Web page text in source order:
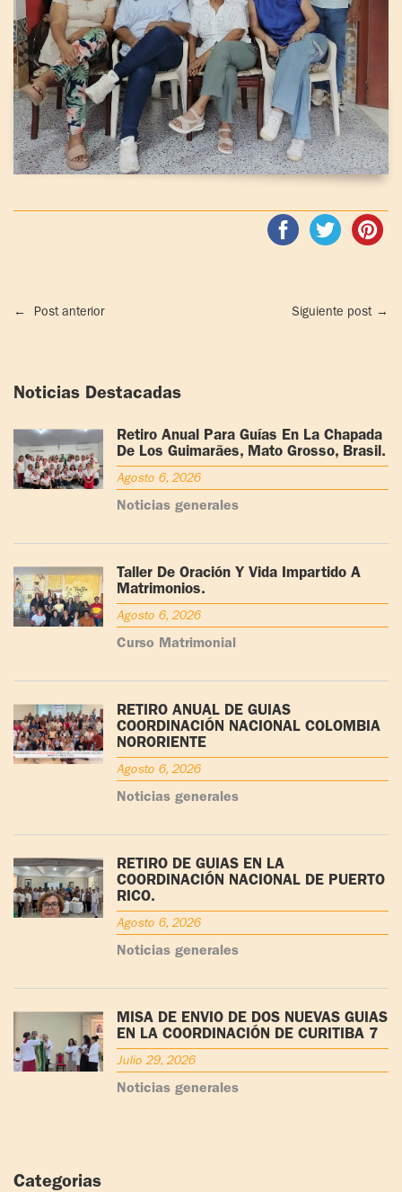
← Post anterior Siguiente post →
Noticias Destacadas
Retiro Anual Para Guías En La Chapada
De Los Guimarães, Mato Grosso, Brasil.
Agosto 6, 2026
Noticias generales
Taller De Oración Y Vida Impartido A
Matrimonios.
Agosto 6, 2026
Curso Matrimonial
RETIRO ANUAL DE GUÍAS
COORDINACIÓN NACIONAL COLOMBIA
NORORIENTE
Agosto 6, 2026
Noticias generales
RETIRO DE GUÍAS EN LA
COORDINACIÓN NACIONAL DE PUERTO
RICO.
Agosto 6, 2026
Noticias generales
MISA DE ENVÍO DE DOS NUEVAS GUÍAS
EN LA COORDINACIÓN DE CURITIBA 7
Julio 29, 2026
Noticias generales
Categorias